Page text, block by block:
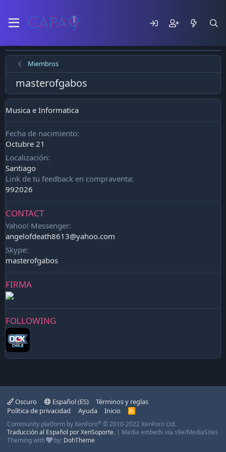
Miembros
masterofgabos
Musica e Informatica
Fecha de nacimiento
Octubre 21
Localización
Santiago
Link de tu feedback en compraventa
992026
CONTACT
Yahoo! Messenger
angelofdeath8613@yahoo.com
Skype
masterofgabos
FIRMA
FOLLOWING
Oscuro Español (ES)
Términos y reglas
Política de privacidad
Ayuda Inicio
R
S
Community platform by XenForo® © 2010-2022 XenForo Ltd.
Traducción al Español por XenSoporte. | Media embeds via s9e/MediaSites
Theming with
by: DohTheme